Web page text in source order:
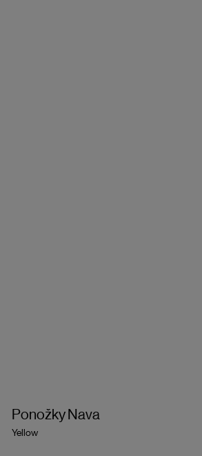
Ponožky Nava
Yellow